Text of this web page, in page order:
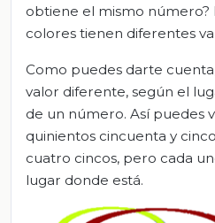
obtiene el mismo número?
colores tienen diferentes
Como puedes darte
valor diferente, según el
de un número. Así puedes
quinientos cincuenta y
cuatro cincos, pero cada
lugar donde está.